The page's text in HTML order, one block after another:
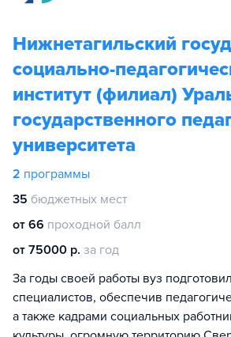
Нижнетагильский
социально-
институт (филиал)
государственного
университета
2 программы
35 бюджетных мест
от 66 проходной балл
от 75000 р. за год
За годы своей работы вуз
специалистов, обеспечив
а также кадрами социальных